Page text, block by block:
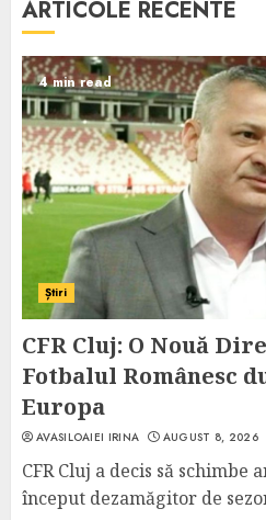
ARTICOLE RECENTE
4 min read
Știri
CFR Cluj: O Nouă
Fotbalul Românesc
Europa
AVASILOAIEI IRINA AUGUST 8, 2026
CFR Cluj a decis să
început dezamăgitor de